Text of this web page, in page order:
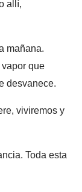
allí,
mañana.
que
desvanece.
viviremos y
Toda esta